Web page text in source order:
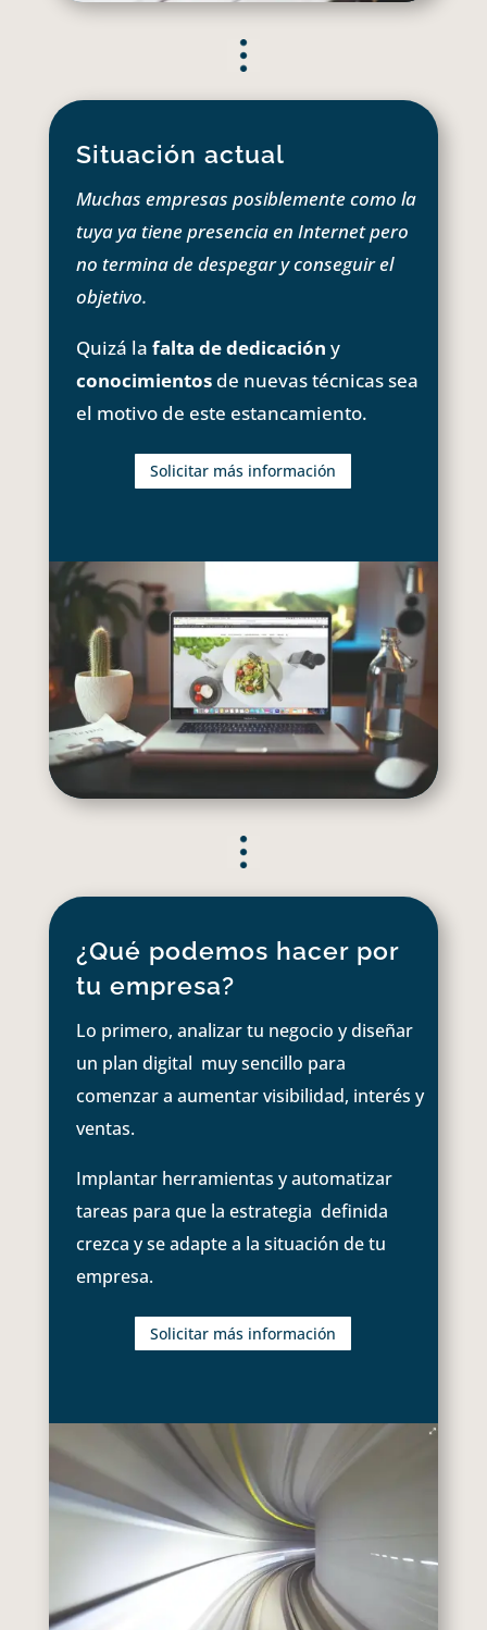
Situación actual
Muchas empresas posiblemente como la
tuya ya tiene presencia en Internet pero
no termina de despegar y conseguir el
objetivo.
Quizá la falta de dedicación y
conocimientosde nuevas técnicas sea
el motivo de este estancamiento.
Solicitar más información
¿Qué podemos hacer por
tu empresa?
Lo primero, analizar tu negocio y diseñar
un plan digital muy sencillo para
comenzar a aumentar visibilidad, interés y
ventas.
Implantar herramientas y automatizar
tareas para que la estrategia definida
crezca y se adapte a la situación de tu
empresa.
Solicitar más información